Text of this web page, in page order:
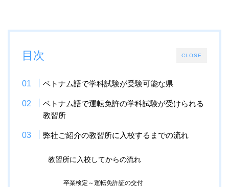
CLOSE
目次
ベトナム語で学科試験が受験可能な県
ベトナム語で運転免許の学科試験が受けられる
教習所
弊社ご紹介の教習所に入校するまでの流れ
教習所に入校してからの流れ
卒業検定～運転免許証の交付